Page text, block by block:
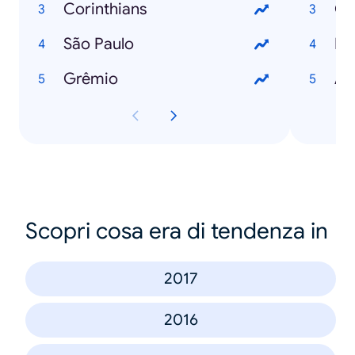
Corinthians
São Paulo
Grêmio
A
Scopri cosa era di tendenza in
2017
2016